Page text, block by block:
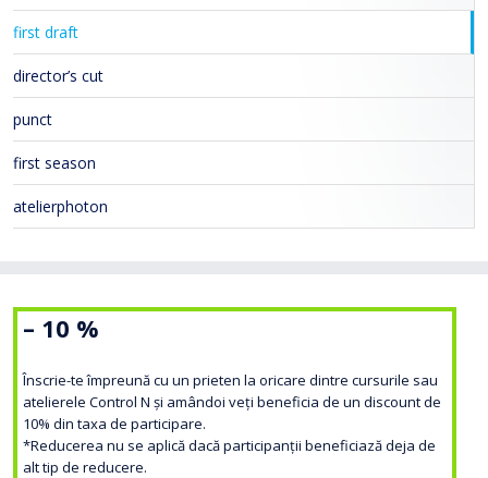
first draft
director’s cut
punct
first season
atelierphoton
– 10 %
Înscrie-te împreună cu un prieten la oricare dintre cursurile sau
atelierele Control N și amândoi veți beneficia de un discount de
10% din taxa de participare.
*Reducerea nu se aplică dacă participanții beneficiază deja de
alt tip de reducere.